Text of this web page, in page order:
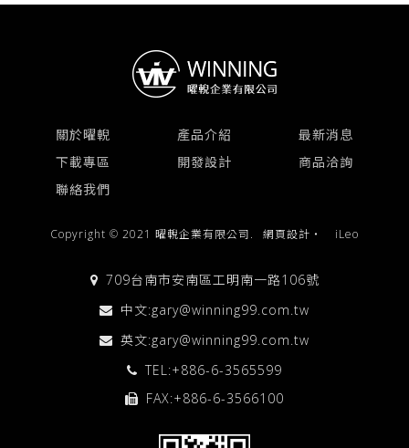
關於曜輗 產品介紹
最新消息
下載專區
開發設計
商品洽詢
聯絡我們
Copyright © 2021 曜輗企業有限公司. 網頁設計 ‧ iLeo
709台南市安南區工明南一路106號
中文:gary@winning99.com.tw
英文:gary@winning99.com.tw
TEL:+886-6-3565599
FAX:+886-6-3566100